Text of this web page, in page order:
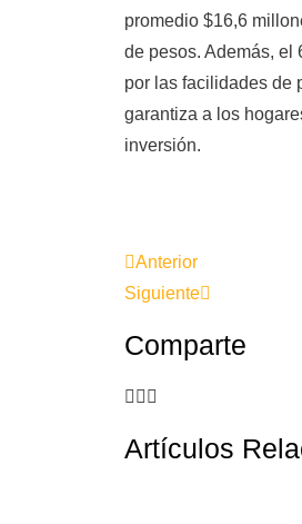
promedio $16,6
de pesos. Además, el
por las facilidades de
garantiza a los
inversión.
Anterior
Siguiente
Comparte
Artículos